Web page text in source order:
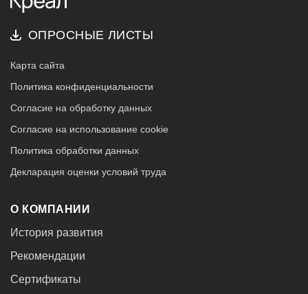
ОПРОСНЫЕ ЛИСТЫ
Карта сайта
Политика конфиденциальности
Согласие на обработку данных
Согласие на использование cookie
Политика обработки данных
Декларация оценки условий труда
О КОМПАНИИ
История развития
Рекомендации
Сертификаты